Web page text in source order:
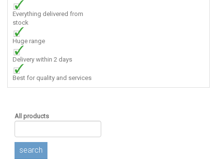
Everything delivered from
stock
Huge range
Delivery within 2 days
Best for quality and services
All products
search